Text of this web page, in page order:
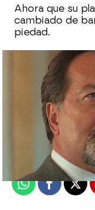
Ahora que su
cambiado de
piedad.
Eire
Publicado:
WhatsappFacebook
X